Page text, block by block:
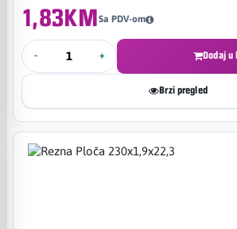
1,83KMSa PDV-om
- + Dodaj u
Brzi pregled